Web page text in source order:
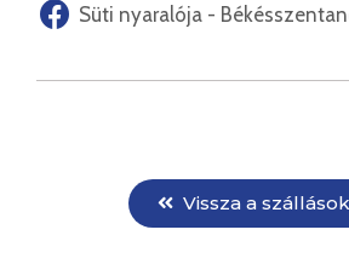
Süti nyaralója -
Vissza a